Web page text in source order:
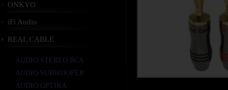
ONKYO
iFi Audio
REAL CABLE
AUDIO STEREO RCA
AUDIO SUBWOOFER
AUDIO OPTIKA